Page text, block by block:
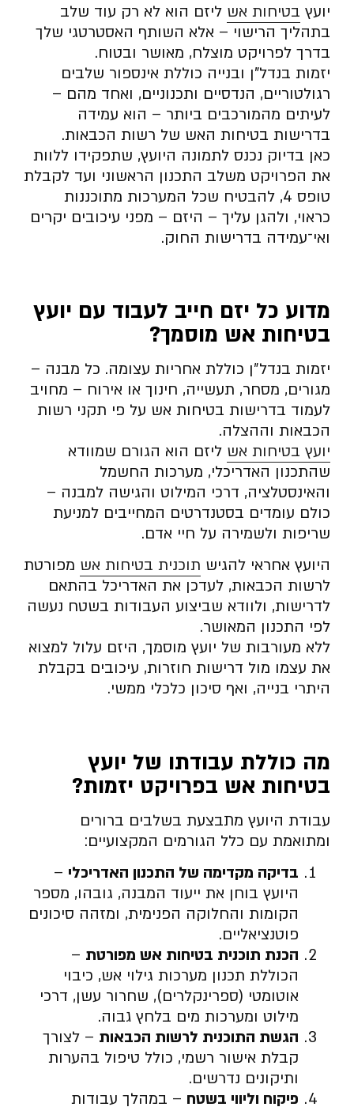
יועץ בטיחות אש ליזם הוא לא רק עוד שלב
בתהליך הרישוי – אלא השותף האסטרטגי שלך
בדרך לפרויקט מוצלח, מאושר ובטוח.
יזמות בנדל”ן ובנייה כוללת אינספור שלבים
רגולטוריים, הנדסיים ותכנוניים, ואחד מהם –
לעיתים מהמורכבים ביותר – הוא עמידה
בדרישות בטיחות האש של רשות הכבאות.
כאן בדיוק נכנס לתמונה היועץ, שתפקידו ללוות
את הפרויקט משלב התכנון הראשוני ועד לקבלת
טופס 4, להבטיח שכל המערכות מתוכננות
כראוי, ולהגן עליך – היזם – מפני עיכובים יקרים
ואי־עמידה בדרישות החוק.
מדוע כל יזם חייב לעבוד עם יועץ
בטיחות אש מוסמך?
יזמות בנדל״ן כוללת אחריות עצומה. כל מבנה –
מגורים, מסחר, תעשייה, חינוך או אירוח – מחויב
לעמוד בדרישות בטיחות אש על פי תקני רשות
הכבאות וההצלה.
יועץ בטיחות אש ליזם הוא הגורם שמוודא
שהתכנון האדריכלי, מערכות החשמל
והאינסטלציה, דרכי המילוט והגישה למבנה –
כולם עומדים בסטנדרטים המחייבים למניעת
שריפות ולשמירה על חיי אדם.
היועץ אחראי להגיש תוכנית בטיחות אש מפורטת
לרשות הכבאות, לעדכן את האדריכל בהתאם
לדרישות, ולוודא שביצוע העבודות בשטח נעשה
לפי התכנון המאושר.
ללא מעורבות של יועץ מוסמך, היזם עלול למצוא
את עצמו מול דרישות חוזרות, עיכובים בקבלת
היתרי בנייה, ואף סיכון כלכלי ממשי.
מה כוללת עבודתו של יועץ
בטיחות אש בפרויקט יזמות?
עבודת היועץ מתבצעת בשלבים ברורים
ומתואמת עם כלל הגורמים המקצועיים:
בדיקה מקדימה של התכנון האדריכלי –
היועץ בוחן את ייעוד המבנה, גובהו, מספר
הקומות והחלוקה הפנימית, ומזהה סיכונים
פוטנציאליים.
הכנת תוכנית בטיחות אש מפורטת –
הכוללת תכנון מערכות גילוי אש, כיבוי
אוטומטי (ספרינקלרים), שחרור עשן, דרכי
מילוט ומערכות מים בלחץ גבוה.
הגשת התוכנית לרשות הכבאות – לצורך
קבלת אישור רשמי, כולל טיפול בהערות
ותיקונים נדרשים.
פיקוח וליווי בשטח – במהלך עבודות